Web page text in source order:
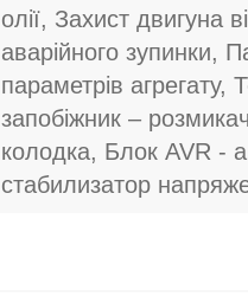
олії, Захист двигуна
аварійного зупинки,
параметрів агрегату,
запобіжник –
колодка, Блок AVR -
стабилизатор